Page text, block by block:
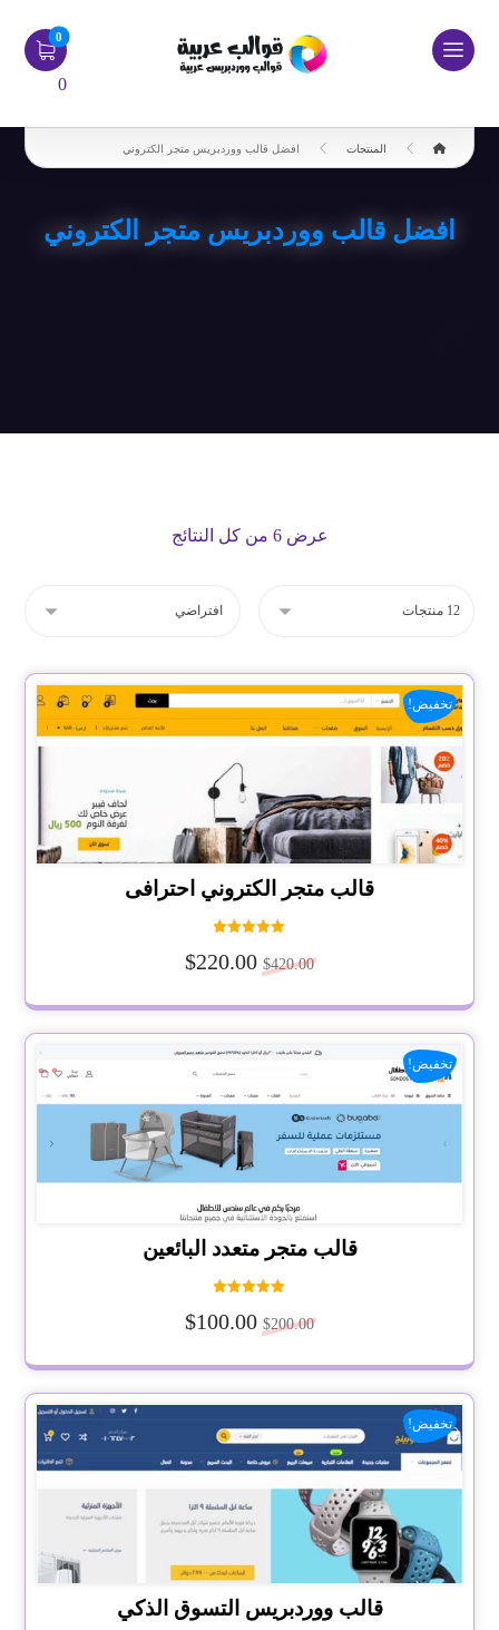
0
المنتجات افضل قالب ووردبريس متجر الكتروني
افضل قالب ووردبريس متجر الكتروني
عرض ⁦6⁩ من كل النتائج
قالب متجر الكتروني احترافى
5.00
من 5
$420.00
$220.00
تخفيض!
قالب متجر متعدد البائعين
5.00
من 5
$200.00
$100.00
تخفيض!
قالب ووردبريس التسوق الذكي
تخفيض!